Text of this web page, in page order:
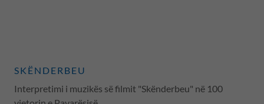
SKËNDERBEU
Interpretimi i muzikës së filmit "Skënderbeu" në 100